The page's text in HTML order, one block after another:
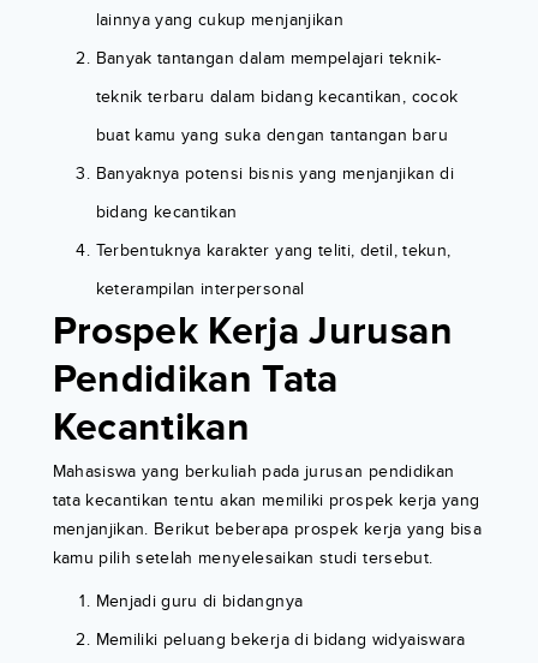
lainnya yang cukup menjanjikan
Banyak tantangan dalam mempelajari teknik-
teknik terbaru dalam bidang kecantikan, cocok
buat kamu yang suka dengan tantangan baru
Banyaknya potensi bisnis yang menjanjikan di
bidang kecantikan
Terbentuknya karakter yang teliti, detil, tekun,
keterampilan interpersonal
Prospek Kerja Jurusan
Pendidikan Tata
Kecantikan
Mahasiswa yang berkuliah pada jurusan pendidikan
tata kecantikan tentu akan memiliki prospek kerja yang
menjanjikan. Berikut beberapa prospek kerja yang bisa
kamu pilih setelah menyelesaikan studi tersebut.
Menjadi guru di bidangnya
Memiliki peluang bekerja di bidang widyaiswara